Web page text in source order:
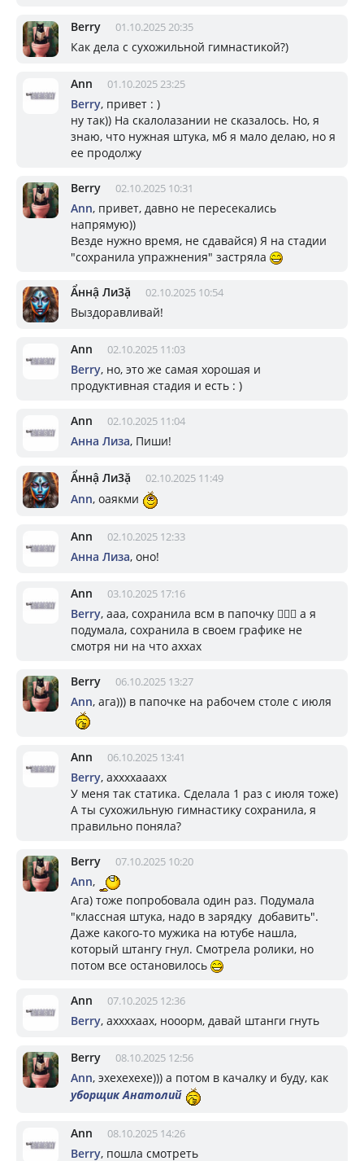
Berry 01.10.2025 20:35
Как дела с сухожильной гимнастикой?)
Ann 01.10.2025 23:25
Berry, привет : )
ну так)) На скалолазании не сказалось. Но, я
знаю, что нужная штука, мб я мало делаю, но я
ее продолжу
Berry 02.10.2025 10:31
Ann, привет, давно не пересекались
напрямую))
Везде нужно время, не сдавайся) Я на стадии
"сохранила упражнения" застряла
Ẩннậ Ли3ặ 02.10.2025 10:54
Выздоравливай!
Ann 02.10.2025 11:03
Berry, но, это же самая хорошая и
продуктивная стадия и есть : )
Ann 02.10.2025 11:04
Aнна Лизa, Пиши!
Ẩннậ Ли3ặ 02.10.2025 11:49
Ann, оаякми
Ann 02.10.2025 12:33
Aнна Лизa, оно!
Ann 03.10.2025 17:16
Berry, ааа, сохранила всм в папочку 🤦🏼‍♀️ а я
подумала, сохранила в своем графике не
смотря ни на что аххах
Berry 06.10.2025 13:27
Ann, ага))) в папочке на рабочем столе с июля
Ann 06.10.2025 13:41
Berry, аххххааахх
У меня так статика. Сделала 1 раз с июля тоже)
А ты сухожильную гимнастику сохранила, я
правильно поняла?
Berry 07.10.2025 10:20
Ann,
Ага) тоже попробовала один раз. Подумала
"классная штука, надо в зарядку добавить".
Даже какого-то мужика на ютубе нашла,
который штангу гнул. Смотрела ролики, но
потом все остановилось
Ann 07.10.2025 12:36
Berry, аххххаах, нооорм, давай штанги гнуть
Berry 08.10.2025 12:56
Ann, эхехехехе))) а потом в качалку и буду, как
уборщик Анатолий
Ann 08.10.2025 14:26
Berry, пошла смотреть